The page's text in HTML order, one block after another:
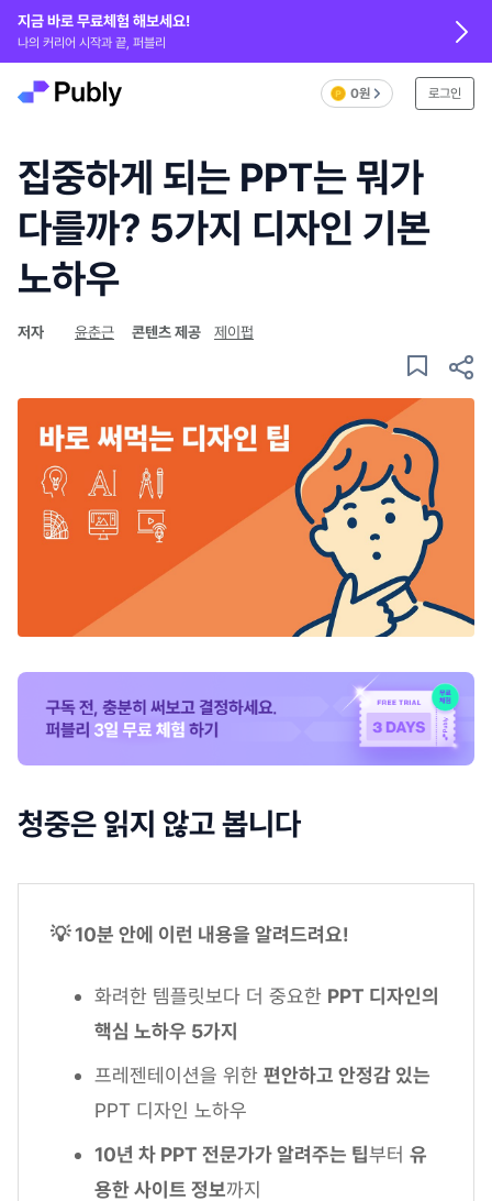
지금 바로 무료체험 해보세요!
나의 커리어 시작과 끝, 퍼블리
0원 로그인
집중하게 되는 PPT는 뭐가
다를까? 5가지 디자인 기본
노하우
저자 윤춘근 콘텐츠 제공 제이펍
청중은 읽지 않고 봅니다
💡 10분 안에 이런 내용을 알려드려요!
화려한 템플릿보다 더 중요한 PPT 디자인의
핵심 노하우 5가지
프레젠테이션을 위한 편안하고 안정감 있는
PPT 디자인 노하우
10년 차 PPT 전문가가 알려주는 팁부터 유
용한 사이트 정보까지